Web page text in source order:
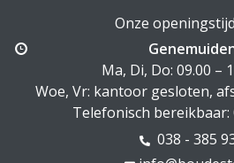
Onze
Ma, Di, Do: 09.00 –
Woe, Vr: kantoor gesloten,
Telefonisch bereikbaar:
038 - 385